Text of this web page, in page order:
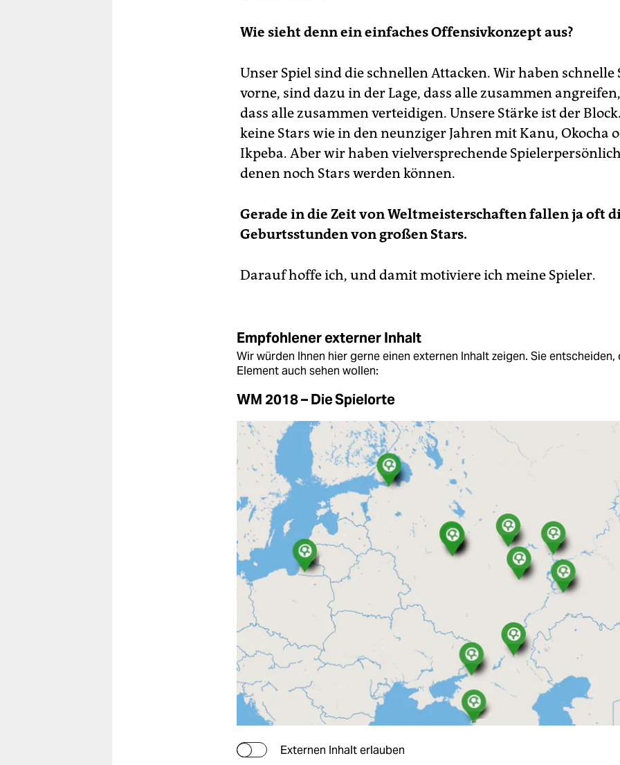
Wie sieht denn ein einfaches Offensivkonzept aus?
Unser Spiel sind die schnellen Attacken. Wir haben schnelle
vorne, sind dazu in der Lage, dass alle zusammen
dass alle zusammen verteidigen. Unsere Stärke ist der
keine Stars wie in den neunziger Jahren mit Kanu, Okocha
Ikpeba. Aber wir haben vielversprechende
denen noch Stars werden können.
Gerade in die Zeit von Weltmeisterschaften fallen ja oft
Geburtsstunden von großen Stars.
Darauf hoffe ich, und damit motiviere ich meine Spieler.
Empfohlener externer Inhalt
Wir würden Ihnen hier gerne einen externen Inhalt zeigen. Sie entscheiden,
Element auch sehen wollen:
WM 2018 – Die Spielorte
Externen Inhalt erlauben